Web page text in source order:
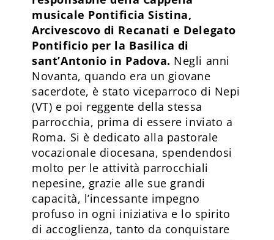
musicale Pontificia Sistina,
Arcivescovo di Recanati e Delegato
Pontificio per la Basilica di
sant’Antonio in Padova. Negli anni
Novanta, quando era un giovane
sacerdote, è stato viceparroco di Nepi
(VT) e poi reggente della stessa
parrocchia, prima di essere inviato a
Roma. Si è dedicato alla pastorale
vocazionale diocesana, spendendosi
molto per le attività parrocchiali
nepesine, grazie alle sue grandi
capacità, l’incessante impegno
profuso in ogni iniziativa e lo spirito
di accoglienza, tanto da conquistare